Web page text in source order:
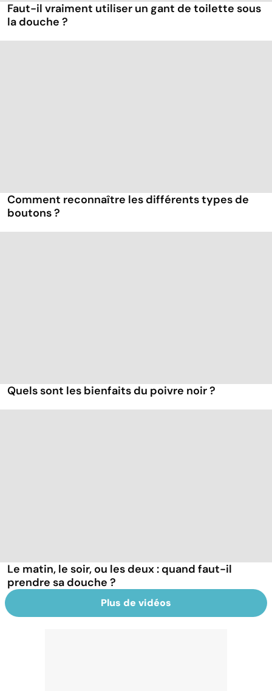
Faut-il vraiment utiliser un gant de toilette sous
la douche ?
Comment reconnaître les différents types de
boutons ?
Quels sont les bienfaits du poivre noir ?
Le matin, le soir, ou les deux : quand faut-il
prendre sa douche ?
Plus de vidéos